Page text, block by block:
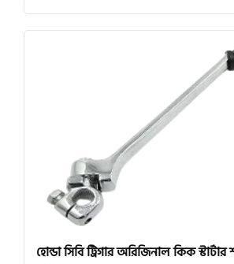
হোন্ডা সিবি ট্রিগার অরিজিনাল কিক